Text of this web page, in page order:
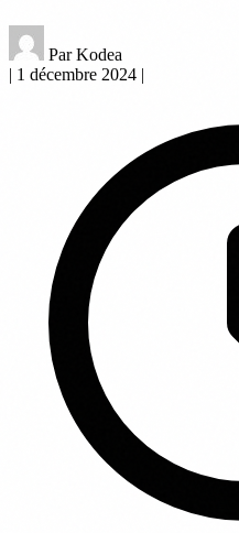
Par Kodea
| 1 décembre 2024 |